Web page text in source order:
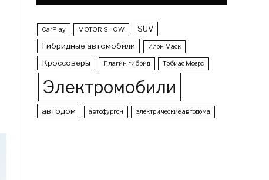
CarPlay MOTOR SHOW
SUV
Гибридные автомобили
Илон Маск
Кроссоверы Плагин гибрид Тобиас Моерс
Электромобили
автодом автофургон электрические автодома